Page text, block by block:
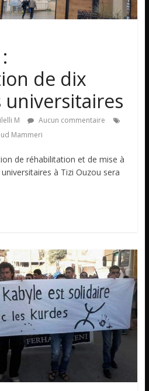
de dix
universitaires
ilelli M
Aucun commentaire
Mammeri
de réhabilitation et de mise à
à Tizi Ouzou sera